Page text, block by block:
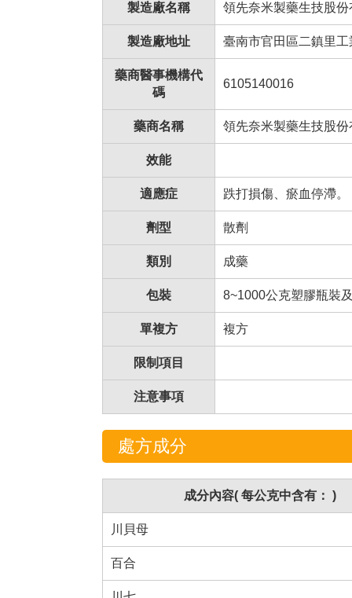
製造廠名稱 領先奈米製藥生技股
製造廠地址 臺南市官田區二鎮里
藥商醫事機構代
碼
6105140016
藥商名稱 領先奈米製藥生技股
效能
適應症 跌打損傷、瘀血停滯。
劑型 散劑
類別 成藥
包裝 8~1000公克塑膠瓶裝
單複方 複方
限制項目
注意事項
處方成分
成分內容( 每公克中含有： )
川貝母
百合